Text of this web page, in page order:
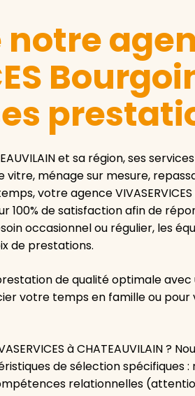
notre
et sa région, ses services
vitre, ménage sur mesure,
votre agence
100% de satisfaction afin de
occasionnel ou régulier, les
de prestations.
de qualité optimale avec
votre temps en famille ou
à CHATEAUVILAIN ?
de sélection spécifiques :
relationnelles